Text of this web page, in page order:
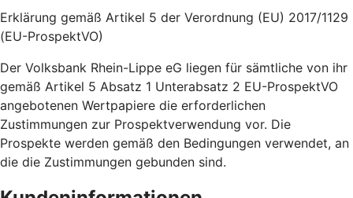
Erklärung gemäß Artikel 5 der Verordnung (EU) 2017/1129
(EU-ProspektVO)
Der Volksbank Rhein-Lippe eG liegen für sämtliche von ihr
gemäß Artikel 5 Absatz 1 Unterabsatz 2 EU-ProspektVO
angebotenen Wertpapiere die erforderlichen
Zustimmungen zur Prospektverwendung vor. Die
Prospekte werden gemäß den Bedingungen verwendet, an
die die Zustimmungen gebunden sind.